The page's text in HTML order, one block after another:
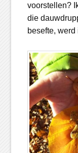
voorstellen?
die
besefte,